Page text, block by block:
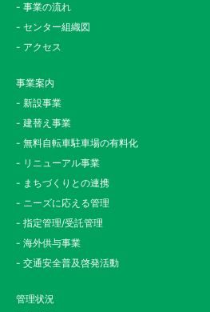
- 事業の流れ
- センター組織図
- アクセス
事業案内
- 新設事業
- 建替え事業
- 無料自転車駐車場の有料化
- リニューアル事業
- まちづくりとの連携
- ニーズに応える管理
- 指定管理/受託管理
- 海外供与事業
- 交通安全普及啓発活動
管理状況